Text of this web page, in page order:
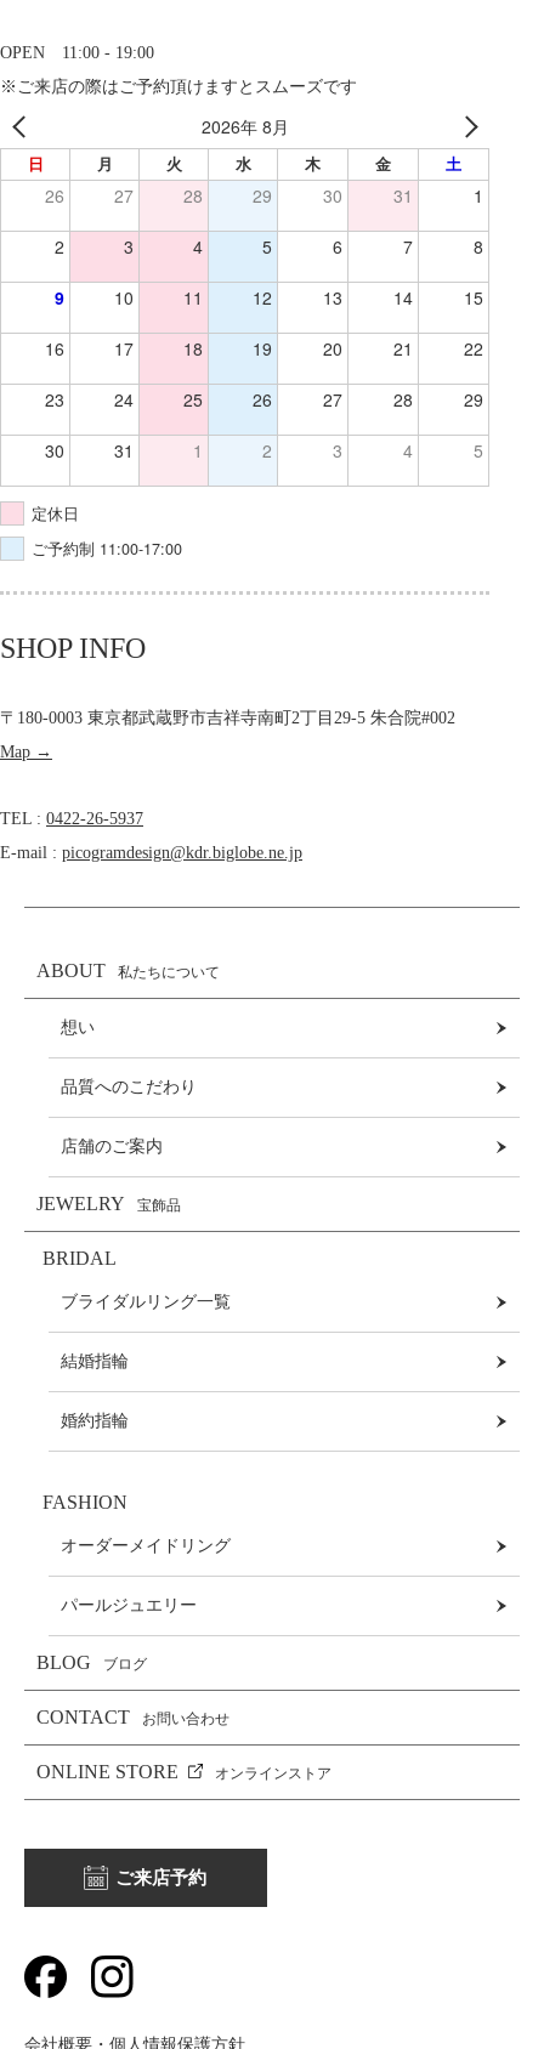
OPEN 11:00 - 19:00
※ご来店の際はご予約頂けますとスムーズです
2026年 8月
日 月 火 水 木 金 土
26 27 28 29 30 31 1
2 3 4 5 6 7 8
9 10 11 12 13 14 15
16 17 18 19 20 21 22
23 24 25 26 27 28 29
30 31 1 2 3 4 5
定休日
ご予約制 11:00-17:00
SHOP INFO
〒180-0003 東京都武蔵野市吉祥寺南町2丁目29-5 朱合院#002
Map →
TEL : 0422-26-5937
E-mail : picogramdesign@kdr.biglobe.ne.jp
ABOUT 私たちについて
想い
品質へのこだわり
店舗のご案内
JEWELRY 宝飾品
BRIDAL
ブライダルリング一覧
結婚指輪
婚約指輪
FASHION
オーダーメイドリング
パールジュエリー
BLOG ブログ
CONTACT お問い合わせ
ONLINE STORE オンラインストア
ご来店予約
会社概要・個人情報保護方針